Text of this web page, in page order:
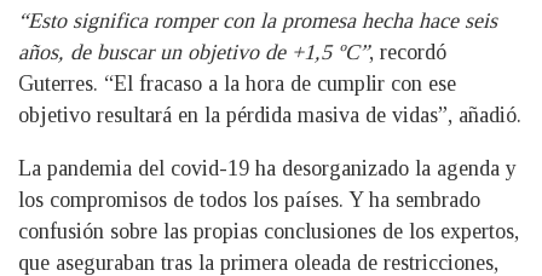
“Esto significa romper con la promesa hecha hace seis
años, de buscar un objetivo de +1,5 ºC”, recordó
Guterres. “El fracaso a la hora de cumplir con ese
objetivo resultará en la pérdida masiva de vidas”, añadió.
La pandemia del covid-19 ha desorganizado la agenda y
los compromisos de todos los países. Y ha sembrado
confusión sobre las propias conclusiones de los expertos,
que aseguraban tras la primera oleada de restricciones,